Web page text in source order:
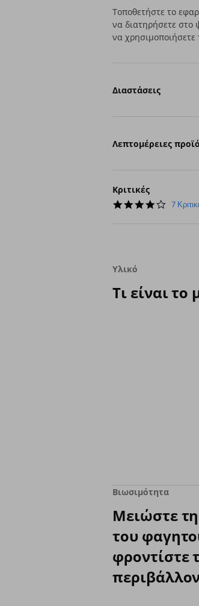
Τοποθετήστε το
να διατηρήσετε στο
να
Διαστάσεις
Λεπτομέρειες
Κριτικές
4.0
7
Υλικό
Τι είναι
Βιωσιμότητα
Μειώστε
του
φροντίστε